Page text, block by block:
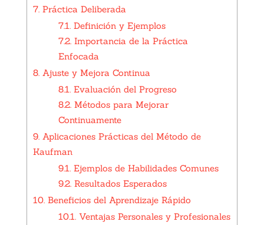
7.Práctica Deliberada
7.1.Definición y Ejemplos
7.2.Importancia de la Práctica
Enfocada
8.Ajuste y Mejora Continua
8.1.Evaluación del Progreso
8.2.Métodos para Mejorar
Continuamente
9.Aplicaciones Prácticas del Método de
Kaufman
9.1.Ejemplos de Habilidades Comunes
9.2.Resultados Esperados
10.Beneficios del Aprendizaje Rápido
10.1.Ventajas Personales y Profesionales